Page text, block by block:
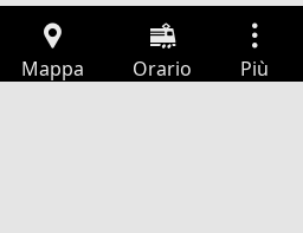
Mappa Orario Più